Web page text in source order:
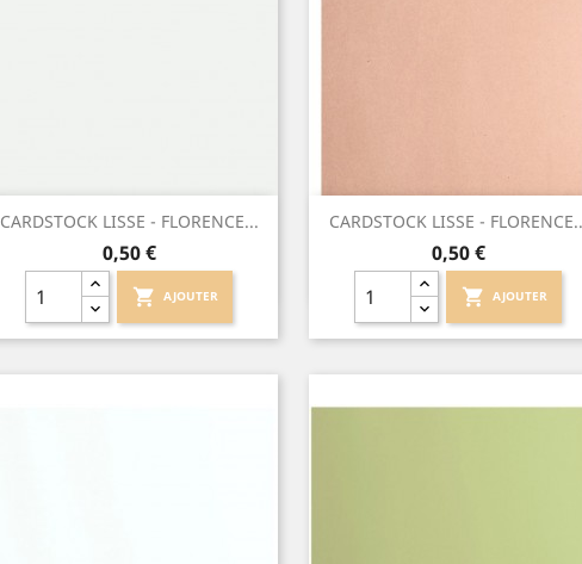
CARDSTOCK LISSE - FLORENCE...
Prix
0,50 €
shopping_cart AJOUTER
Aperçu rapide CARDSTOCK LISSE -
Prix
0,50 €
shopping_cart AJOUTER
Aperçu rapide